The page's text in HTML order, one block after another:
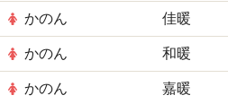
かのん 佳暖
かのん 和暖
かのん 嘉暖